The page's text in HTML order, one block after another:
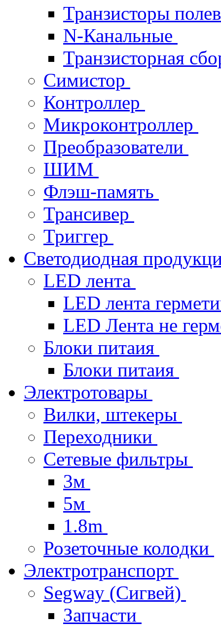
Транзисторы
N-Канальные
Транзисторная
Симистор
Контроллер
Микроконтроллер
Преобразователи
ШИМ
Флэш-память
Трансивер
Триггер
Светодиодная
LED лента
LED лента
LED Лента не
Блоки питаия
Блоки питаия
Электротовары
Вилки, штекеры
Переходники
Сетевые фильтры
3м
5м
1.8m
Розеточные колодки
Электротранспорт
Segway (Сигвей)
Запчасти